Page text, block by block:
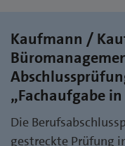
Kaufmann /
„Fachaufgabe
Die
gestreckte Prüfung